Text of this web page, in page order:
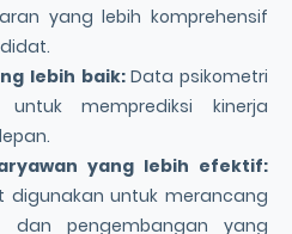
yang lebih komprehensif
lebih baik:Data psikometri
memprediksi kinerja
yang lebih efektif:
digunakan untuk merancang
dan pengembangan yang